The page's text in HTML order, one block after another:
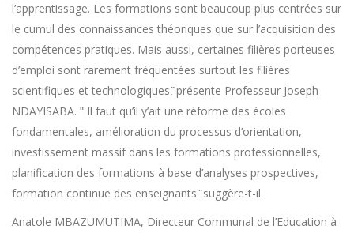
l’apprentissage. Les formations sont beaucoup plus centrées sur
le cumul des connaissances théoriques que sur l’acquisition des
compétences pratiques. Mais aussi, certaines filières porteuses
d’emploi sont rarement fréquentées surtout les filières
scientifiques et technologiques.̏ présente Professeur Joseph
NDAYISABA. ʺ Il faut qu’il y’ait une réforme des écoles
fondamentales, amélioration du processus d’orientation,
investissement massif dans les formations professionnelles,
planification des formations à base d’analyses prospectives,
formation continue des enseignants.̏ suggère-t-il.
Anatole MBAZUMUTIMA, Directeur Communal de l’Education à